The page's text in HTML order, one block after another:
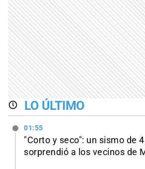
LO ÚLTIMO
01:55
"Corto y seco": un sismo de
sorprendió a los vecinos de